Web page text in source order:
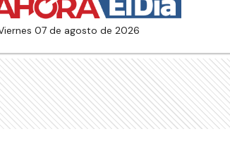
viernes 07 de agosto de 2026